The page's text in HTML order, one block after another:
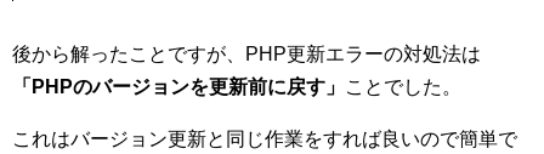
後から解ったことですが、PHP更新エラーの対処法は
「PHPのバージョンを更新前に戻す」 ことでした。
これはバージョン更新と同じ作業をすれば良いので簡単で